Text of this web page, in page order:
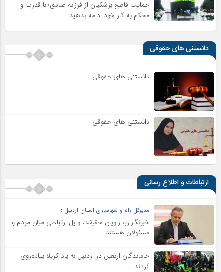
حمایت قاطع پزشکیان از فرزانه صادق؛ با قدرت و
محکم به کار خود ادامه بدهید
دانستنی های حقوقی
دانستنی های حقوقی
دانستنی های حقوقی
ارتباطات و اطلاع رسانی
مدیرکل راه و شهرسازی استان اردبیل :
خبرنگاران، راویان حقیقت و پل ارتباطی میان مردم و
مسئولان هستند
جاماندگان اربعین در اردبیل به یاد کربلا پیاده‌روی
کردند